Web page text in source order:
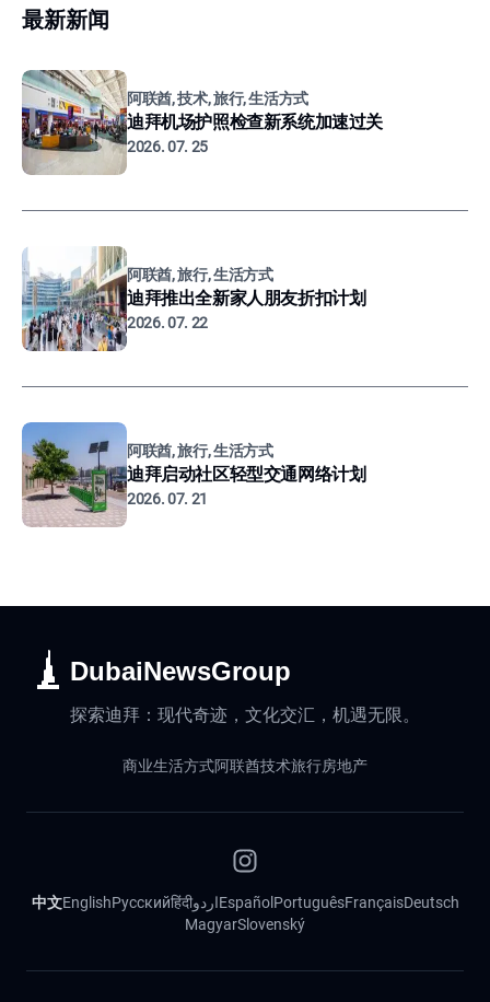
最新新闻
阿联酋, 技术, 旅行, 生活方式
迪拜机场护照检查新系统加速过关
2026. 07. 25
阿联酋, 旅行, 生活方式
迪拜推出全新家人朋友折扣计划
2026. 07. 22
阿联酋, 旅行, 生活方式
迪拜启动社区轻型交通网络计划
2026. 07. 21
DubaiNewsGroup
探索迪拜：现代奇迹，文化交汇，机遇无限。
商业生活方式阿联酋技术旅行房地产
中文EnglishРусскийहिंदीاردوEspañol PortuguêsFrançaisDeutsch
MagyarSlovenský